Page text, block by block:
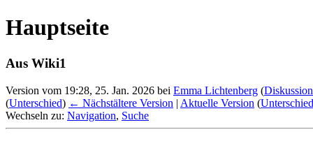
Hauptseite
Aus Wiki1
Version vom 19:28, 25. Jan. 2026 bei Emma Lichtenberg (Diskussion
(Unterschied) ← Nächstältere Version | Aktuelle Version (Unterschied
Wechseln zu: Navigation, Suche